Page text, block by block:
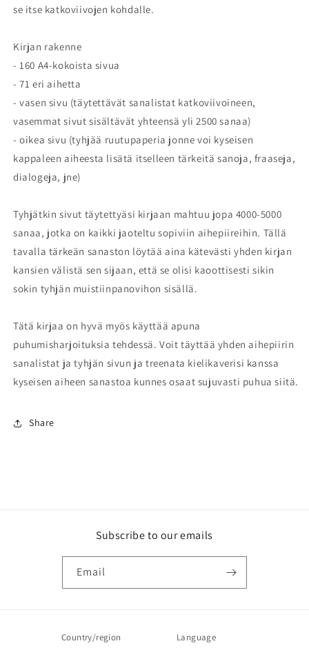
se itse katkoviivojen kohdalle.
Kirjan rakenne
- 160 A4-kokoista sivua
- 71 eri aihetta
- vasen sivu (täytettävät sanalistat katkoviivoineen,
vasemmat sivut sisältävät yhteensä yli 2500 sanaa)
- oikea sivu (tyhjää ruutupaperia jonne voi kyseisen
kappaleen aiheesta lisätä itselleen tärkeitä sanoja, fraaseja,
dialogeja, jne)
Tyhjätkin sivut täytettyäsi kirjaan mahtuu jopa 4000-5000
sanaa, jotka on kaikki jaoteltu sopiviin aihepiireihin. Tällä
tavalla tärkeän sanaston löytää aina kätevästi yhden kirjan
kansien välistä sen sijaan, että se olisi kaoottisesti sikin
sokin tyhjän muistiinpanovihon sisällä.
Tätä kirjaa on hyvä myös käyttää apuna
puhumisharjoituksia tehdessä. Voit täyttää yhden aihepiirin
sanalistat ja tyhjän sivun ja treenata kielikaverisi kanssa
kyseisen aiheen sanastoa kunnes osaat sujuvasti puhua siitä.
Share
Subscribe to our emails
Email
Country/region Language